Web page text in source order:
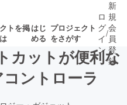
トを掲はじ
める
プロジェクト
をさがす
ロ
グ
イ
ン
/
新
規
会
員
登
録
カットが便利な
ントローラ